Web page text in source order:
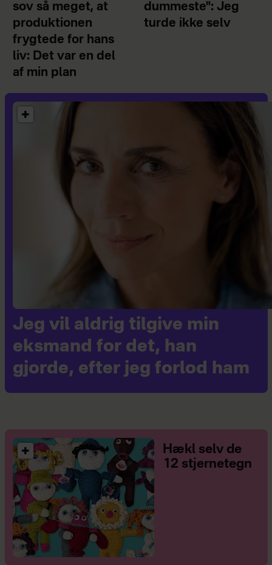
sov så meget, at
produktionen
frygtede for hans
liv: Det var en del
af min plan
dummeste": Jeg
turde ikke selv
Jeg vil aldrig tilgive min
eksmand for det, han
gjorde, efter jeg forlod ham
Hækl selv de
12 stjernetegn